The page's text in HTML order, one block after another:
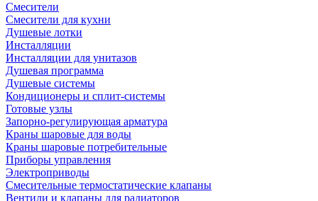
Смесители
Смесители для кухни
Душевые лотки
Инсталляции
Инсталляции для унитазов
Душевая программа
Душевые системы
Кондиционеры и сплит-системы
Готовые узлы
Запорно-регулирующая арматура
Краны шаровые для воды
Краны шаровые потребительные
Приборы управления
Электроприводы
Смесительные термостатические клапаны
Вентили и клапаны для радиаторов